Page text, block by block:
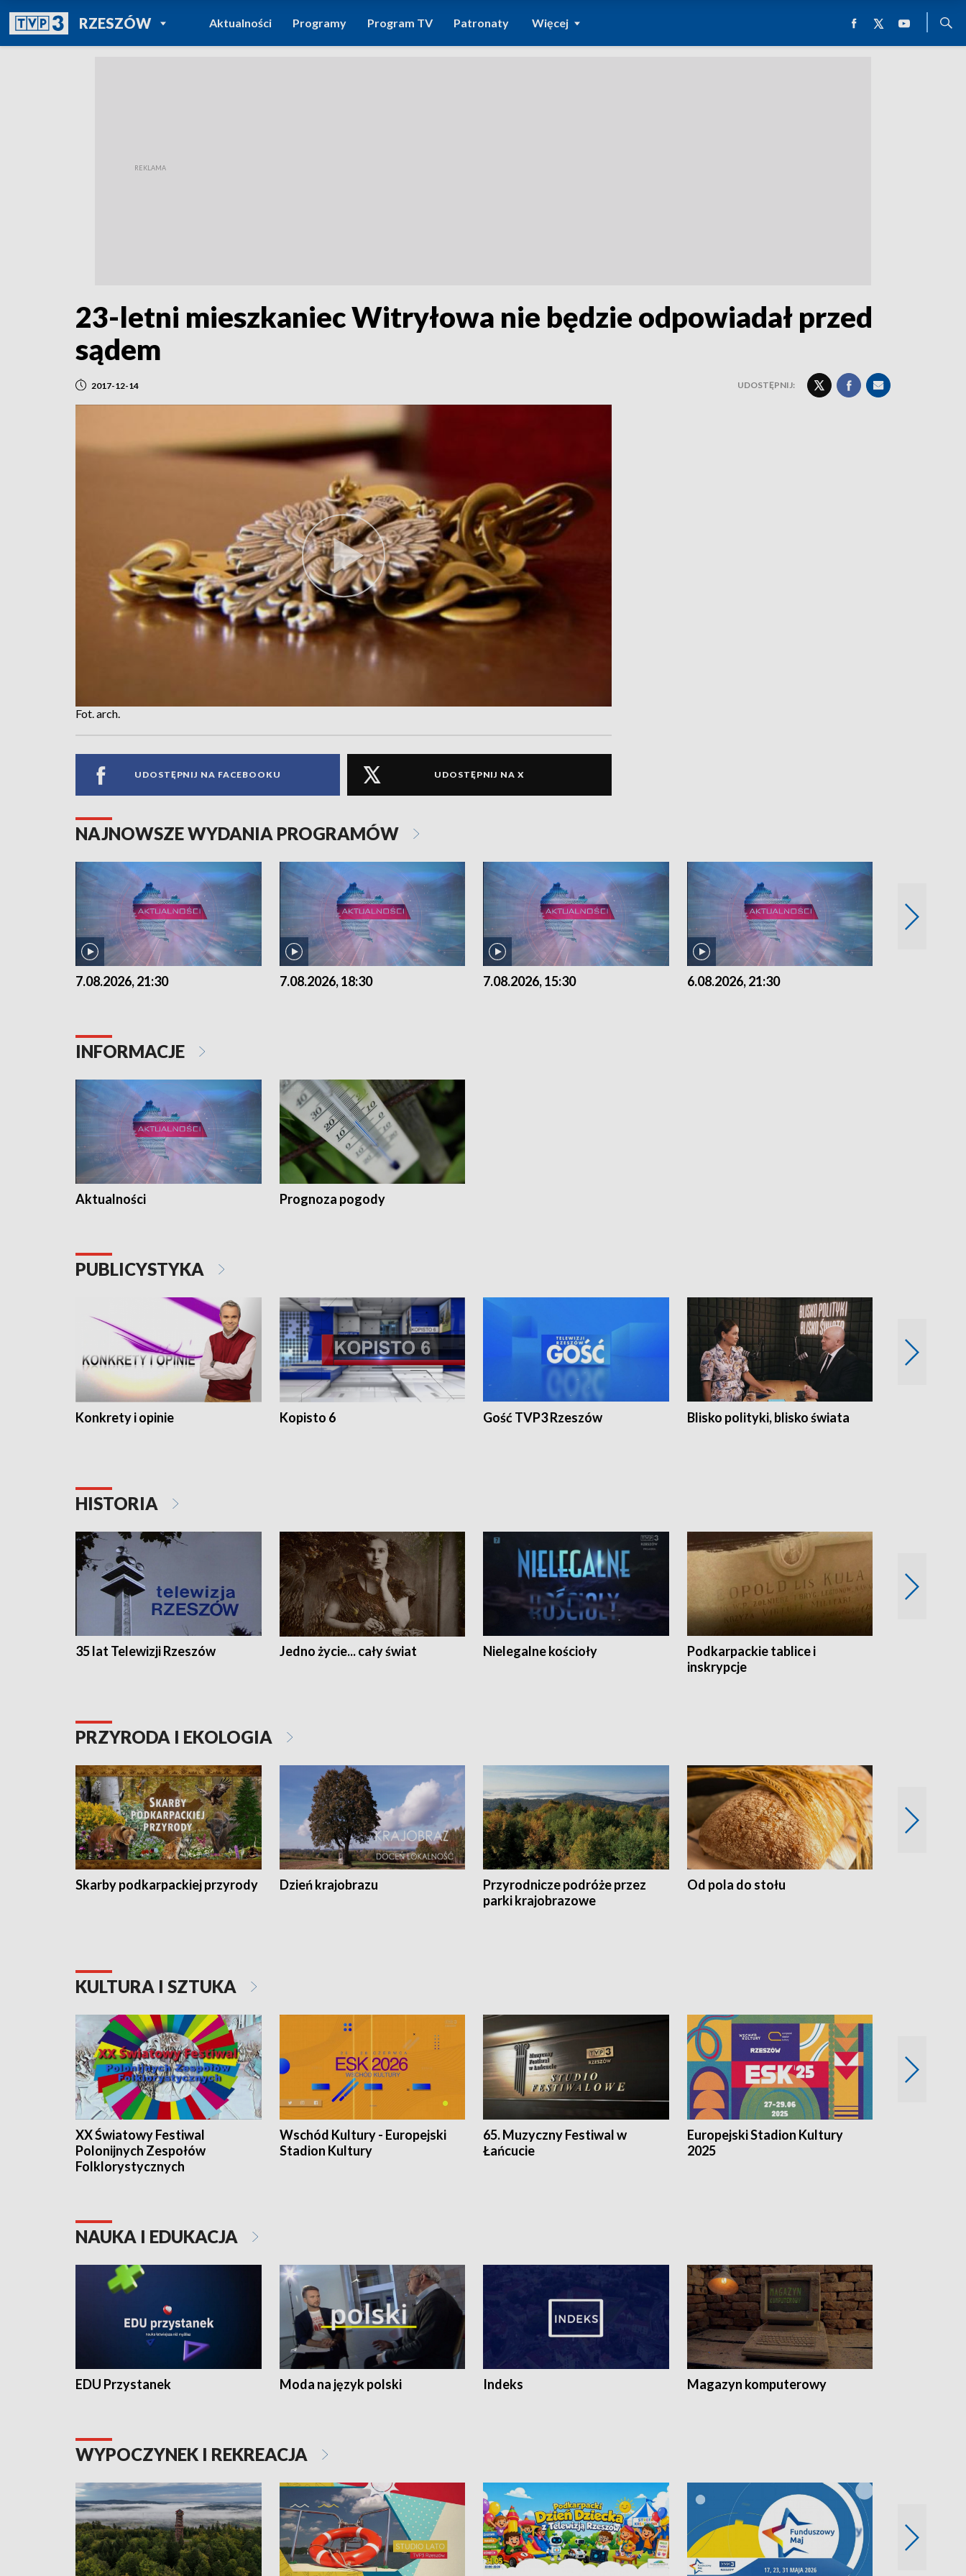
RZESZÓWPOWRÓT DO
TVP REGIONY
Aktualności Programy Program TV Patronaty Więcej
23-letni mieszkaniec Witryłowa nie będzie odpowiadał przed
sądem
2017-12-14 UDOSTĘPNIJ:
Fot. arch.
UDOSTĘPNIJ NA FACEBOOKU UDOSTĘPNIJ NA X
NAJNOWSZE WYDANIA PROGRAMÓW
7.08.2026, 21:30 7.08.2026, 18:30 7.08.2026, 15:30 6.08.2026, 21:30
INFORMACJE
Aktualności Prognoza pogody
PUBLICYSTYKA
Konkrety i opinie Kopisto 6 Gość TVP3 Rzeszów Blisko polityki, blisko świata
HISTORIA
35 lat Telewizji Rzeszów Jedno życie... cały świat Nielegalne kościoły
Podkarpackie tablice i
inskrypcje
PRZYRODA I EKOLOGIA
Skarby podkarpackiej przyrody Dzień krajobrazu
Przyrodnicze podróże przez
parki krajobrazowe
Od pola do stołu
KULTURA I SZTUKA
XX Światowy Festiwal
Polonijnych Zespołów
Folklorystycznych
Wschód Kultury - Europejski
Stadion Kultury
65. Muzyczny Festiwal w
Łańcucie
Europejski Stadion Kultury
2025
NAUKA I EDUKACJA
EDU Przystanek Moda na język polski Indeks Magazyn komputerowy
WYPOCZYNEK I REKREACJA